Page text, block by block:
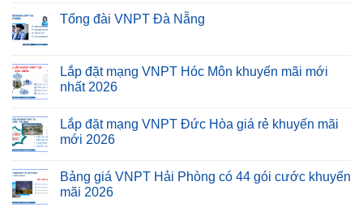
Tổng đài VNPT Đà Nẵng
Lắp đặt mạng VNPT Hóc Môn khuyến mãi mới
nhất 2026
Lắp đặt mạng VNPT Đức Hòa giá rẻ khuyến mãi
mới 2026
Bảng giá VNPT Hải Phòng có 44 gói cước khuyến
mãi 2026